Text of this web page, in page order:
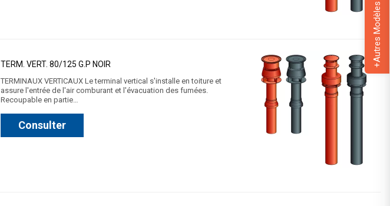
+Autres Modèles
TERM. VERT. 80/125 G.P NOIR
TERMINAUX VERTICAUX Le terminal vertical s'installe en toiture et
assure l'entrée de l'air comburant et l'évacuation des fumées.
Recoupable en partie…
Consulter